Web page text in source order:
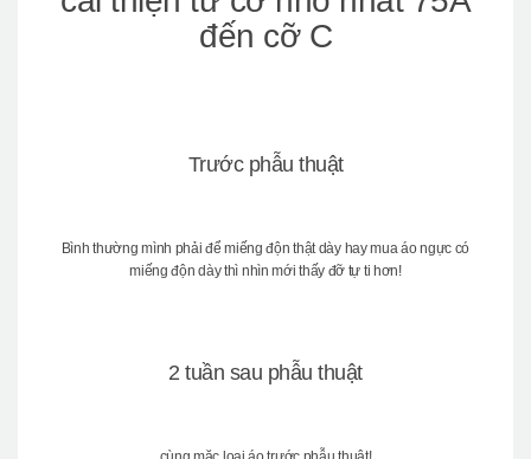
đến cỡ C
Trước phẫu thuật
Bình thường mình phải để miếng độn thật dày hay mua áo ngực có
miếng độn dày thì nhìn mới thấy đỡ tự ti hơn!
2 tuần sau phẫu thuật